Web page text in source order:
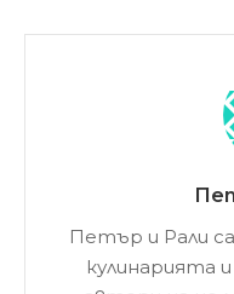
Петър и Рали
кулинарията